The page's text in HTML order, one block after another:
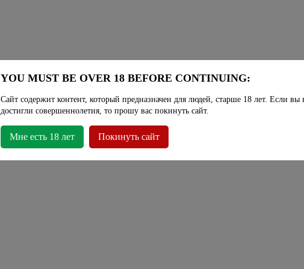
YOU MUST BE OVER 18 BEFORE CONTINUING:
Сайт содержит контент, который предназначен для людей, старше 18 лет. Если вы
достигли совершеннолетия, то прошу вас покинуть сайт.
Мне есть 18 лет Покинуть сайт